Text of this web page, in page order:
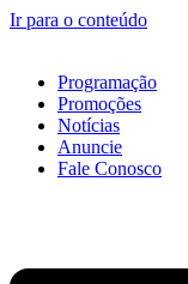
Ir para o conteúdo
Programação
Promoções
Notícias
Anuncie
Fale Conosco